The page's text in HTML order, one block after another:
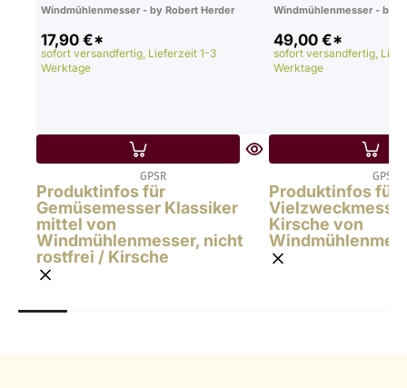
Windmühlenmesser - by Robert Herder
17,90 €*
sofort versandfertig, Lieferzeit 1-3
Werktage
GPSR
Produktinfos für
Gemüsemesser Klassiker
mittel von
Windmühlenmesser, nicht
rostfrei / Kirsche
Windmühlenmesser - by
49,00 €*
sofort versandfertig,
Werktage
GPSR
Produktinfos für
Kirsche von